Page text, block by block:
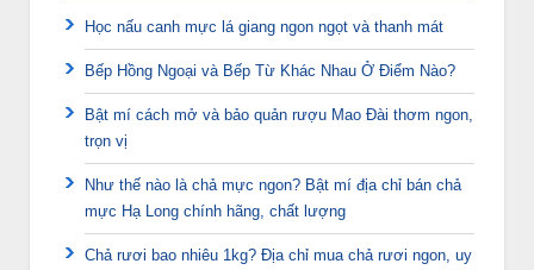
Học nấu canh mực lá giang ngon ngọt và thanh mát
Bếp Hồng Ngoại và Bếp Từ Khác Nhau Ở Điểm Nào?
Bật mí cách mở và bảo quản rượu Mao Đài thơm ngon,
trọn vị
Như thế nào là chả mực ngon? Bật mí địa chỉ bán chả
mực Hạ Long chính hãng, chất lượng
Chả rươi bao nhiêu 1kg? Địa chỉ mua chả rươi ngon, uy